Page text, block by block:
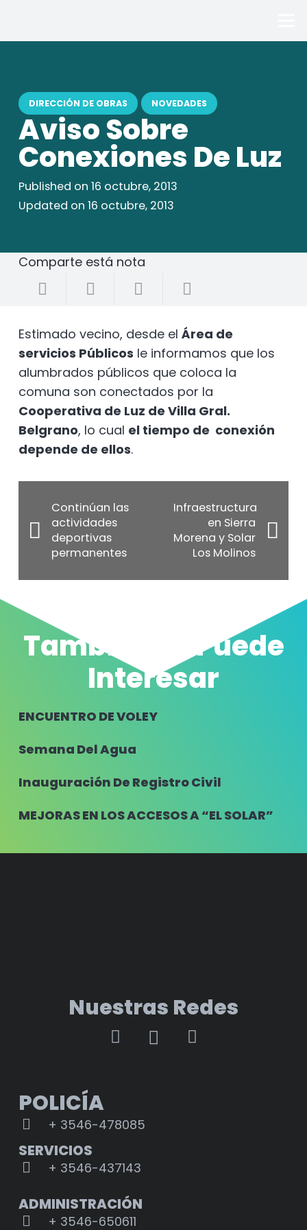
DIRECCIÓN DE OBRAS NOVEDADES
Aviso Sobre
Conexiones De Luz
Published on 16 octubre, 2013
Updated on 16 octubre, 2013
Comparte está nota
Estimado vecino, desde el Área de
servicios Públicos le informamos que los
alumbrados públicos que coloca la
comuna son conectados por la
Cooperativa de Luz de Villa Gral.
Belgrano, lo cual el tiempo de conexión
depende de ellos.
Continúan las
actividades
deportivas
permanentes
Infraestructura
en Sierra
Morena y Solar
Los Molinos
También Te Puede
Interesar
ENCUENTRO DE VOLEY
Semana Del Agua
Inauguración De Registro Civil
MEJORAS EN LOS ACCESOS A “EL SOLAR”
Nuestras Redes
POLICÍA
+ 3546-478085
SERVICIOS
+ 3546-437143
ADMINISTRACIÓN
+ 3546-650611